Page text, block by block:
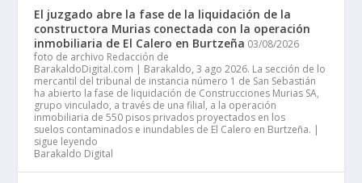
El juzgado abre la fase de la liquidación de la
constructora Murias conectada con la operación
inmobiliaria de El Calero en Burtzeña 03/08/2026
foto de archivo Redacción de
BarakaldoDigital.com | Barakaldo, 3 ago 2026. La sección de lo
mercantil del tribunal de instancia número 1 de San Sebastián
ha abierto la fase de liquidación de Construcciones Murias SA,
grupo vinculado, a través de una filial, a la operación
inmobiliaria de 550 pisos privados proyectados en los
suelos contaminados e inundables de El Calero en Burtzeña. |
sigue leyendo
Barakaldo Digital